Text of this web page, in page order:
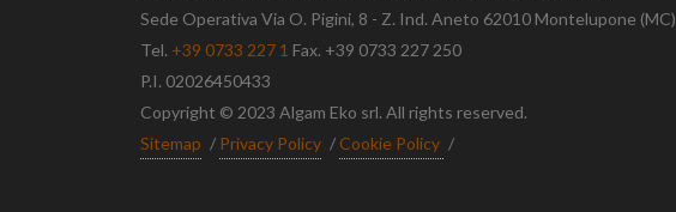
Sede Operativa Via O. Pigini, 8 - Z. Ind. Aneto 62010 Montelupone (MC)
Tel. +39 0733 227 1 Fax. +39 0733 227 250
P.I. 02026450433
Copyright © 2023 Algam Eko srl. All rights reserved.
Sitemap / Privacy Policy / Cookie Policy /